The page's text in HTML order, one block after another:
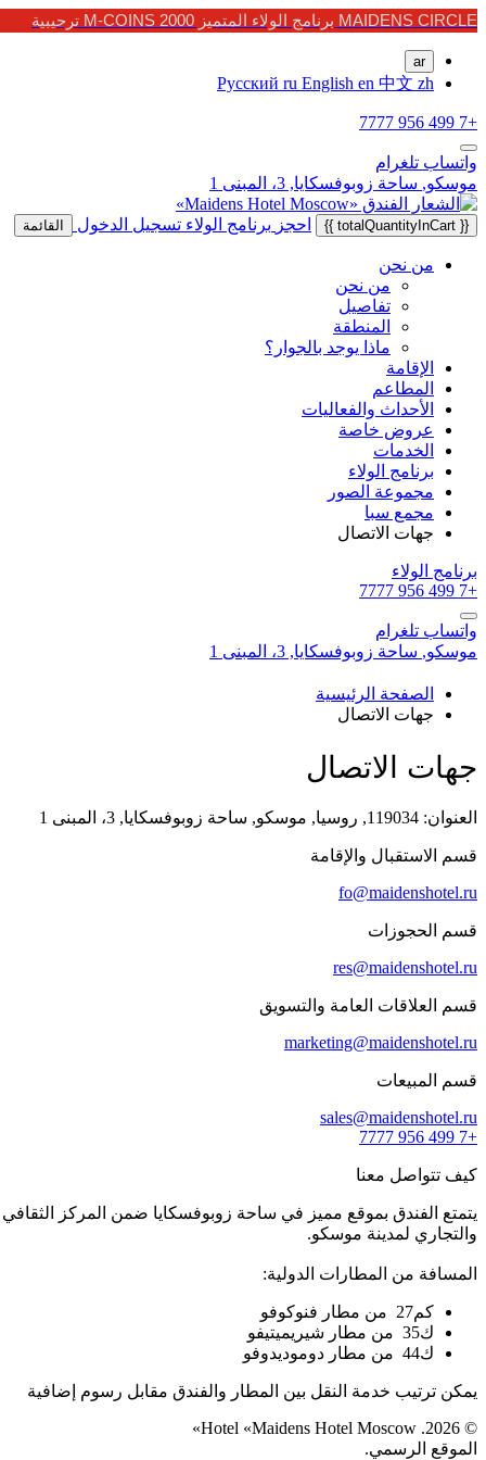
MAIDENS CIRCLE برنامج الولاء المتميز 2000 M-COINS ترحيبية
ar
РусскийruEnglishen中文zh
+7 499 956 7777
واتسابتلغرام
موسكو, ساحة زوبوفسكايا, 3، المبنى 1
{{ totalQuantityInCart }} احجز برنامج الولاءتسجيل الدخول القائمة
من نحن
من نحن
تفاصيل
المنطقة
ماذا يوجد بالجوار؟
الإقامة
المطاعم
الأحداث والفعاليات
عروض خاصة
الخدمات
برنامج الولاء
مجموعة الصور
مجمع سبا
جهات الاتصال
برنامج الولاء
+7 499 956 7777
واتسابتلغرام
موسكو, ساحة زوبوفسكايا, 3، المبنى 1
الصفحة الرئيسية
جهات الاتصال
جهات الاتصال
العنوان:119034, روسيا, موسكو, ساحة زوبوفسكايا, 3، المبنى 1
قسم الاستقبال والإقامة
fo@maidenshotel.ru
قسم الحجوزات
res@maidenshotel.ru
قسم العلاقات العامة والتسويق
marketing@maidenshotel.ru
قسم المبيعات
sales@maidenshotel.ru
+7 499 956 7777
كيف تتواصل معنا
يتمتع الفندق بموقع مميز في ساحة زوبوفسكايا ضمن المركز الثقافي
والتجاري لمدينة موسكو.
المسافة من المطارات الدولية:
كم27 من مطار فنوكوفو
ك35 من مطار شيريميتيفو
ك44 من مطار دوموديدوفو
يمكن ترتيب خدمة النقل بين المطار والفندق مقابل رسوم إضافية
© 2026. Hotel «Maidens Hotel Moscow»
الموقع الرسمي.